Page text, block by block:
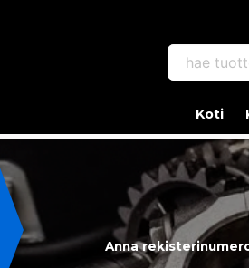
hae
Koti
Anna